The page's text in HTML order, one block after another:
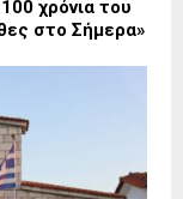
χρόνια του
στο Σήμερα»